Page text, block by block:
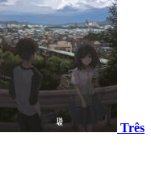
Três